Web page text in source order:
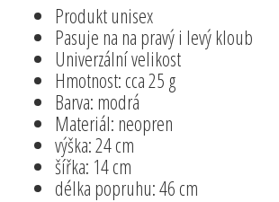
Produkt unisex
Pasuje na na pravý i levý kloub
Univerzální velikost
Hmotnost: cca 25 g
Barva: modrá
Materiál: neopren
výška: 24 cm
šířka: 14 cm
délka popruhu: 46 cm